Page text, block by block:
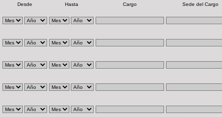
Desde Hasta Cargo Sede del Cargo